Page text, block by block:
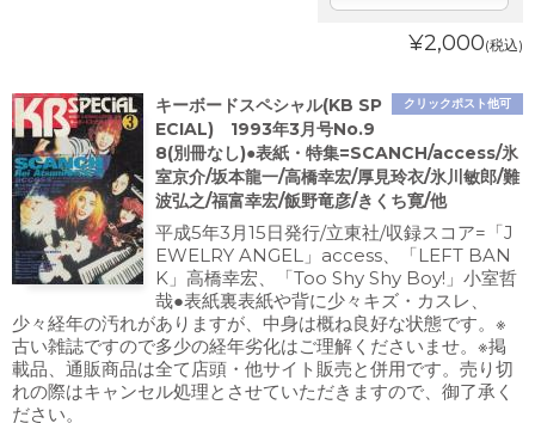
¥2,000(税込)
クリックポスト他可
キーボードスペシャル(KB SP
ECIAL) 1993年3月号No.9
8(別冊なし)●表紙・特集=SCANCH/access/氷
室京介/坂本龍一/高橋幸宏/厚見玲衣/氷川敏郎/難
波弘之/福富幸宏/飯野竜彦/きくち寛/他
平成5年3月15日発行/立東社/収録スコア=「J
EWELRY ANGEL」access、「LEFT BAN
K」高橋幸宏、「Too Shy Shy Boy!」小室哲
哉●表紙裏表紙や背に少々キズ・カスレ、
少々経年の汚れがありますが、中身は概ね良好な状態です。※
古い雑誌ですので多少の経年劣化はご理解くださいませ。※掲
載品、通販商品は全て店頭・他サイト販売と併用です。売り切
れの際はキャンセル処理とさせていただきますので、御了承く
ださい。